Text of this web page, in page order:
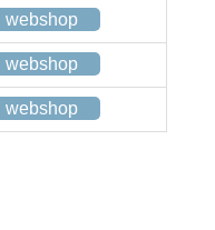
webshop
webshop
webshop